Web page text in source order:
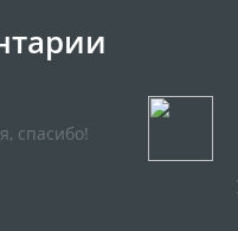
спасибо!